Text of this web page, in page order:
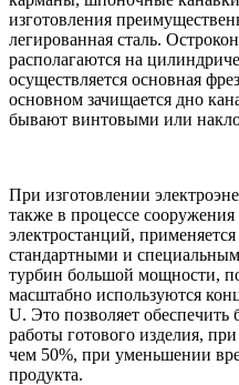
изготовления
легированная сталь.
располагаются на
осуществляется основная
основном зачищается дно
бывают винтовыми или
При изготовлении
также в процессе
электростанций,
стандартными и
турбин большой мощности,
масштабно используются
U. Это позволяет обеспечить
работы готового изделия,
чем 50%, при уменьшении
продукта.